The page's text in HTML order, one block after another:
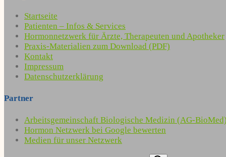
Startseite
Patienten – Infos & Services
Hormonnetzwerk für Ärzte, Therapeuten und Apotheker
Praxis-Materialien zum Download (PDF)
Kontakt
Impressum
Datenschutzerklärung
Partner
Arbeitsgemeinschaft Biologische Medizin (AG-
Hormon Netzwerk bei Google bewerten
Medien für unser Netzwerk